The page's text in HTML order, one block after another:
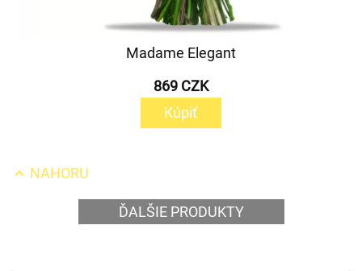
Madame Elegant
869 CZK
Kúpiť
NAHORU
ĎALŠIE PRODUKTY